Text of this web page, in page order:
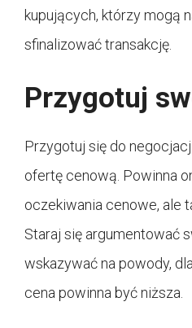
kupujących, którzy mogą
sfinalizować transakcję.
Przygotuj
Przygotuj się do
ofertę cenową. Powinna
oczekiwania cenowe, ale
Staraj się argumentować
wskazywać na powody,
cena powinna być niższa.